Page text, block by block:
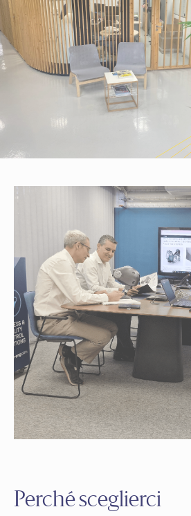
Perché sceglierci